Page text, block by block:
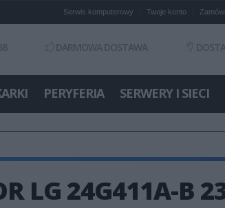
Serwis komputerowy Twoje konto
DARMOWA DOSTAWA
PERYFERIA SERWERY I SIECI
LG 24G411A-B